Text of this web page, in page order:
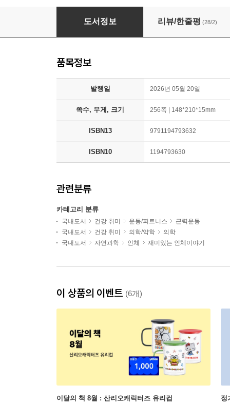
스포츠의학이 쉬워지는 근육 구조 대백과
도서정보 리뷰/한줄평 (28/2)
품목정보
발행일 2026년 05월 20일
쪽수, 무게, 크기 256쪽 | 148*210*15mm
ISBN13 9791194793632
ISBN10 1194793630
관련분류
카테고리 분류
국내도서 건강 취미 운동/피트니스
근력운동
국내도서
건강 취미 의학/약학
의학
국내도서
자연과학 인체 재미있는 인체이야기
이 상품의 이벤트 (6개)
이달의 책 8월 : 산리오캐릭터즈 유리컵 정